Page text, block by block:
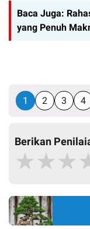
Baca Juga:
yang Penuh
1 2 3 4
Berikan
★★★